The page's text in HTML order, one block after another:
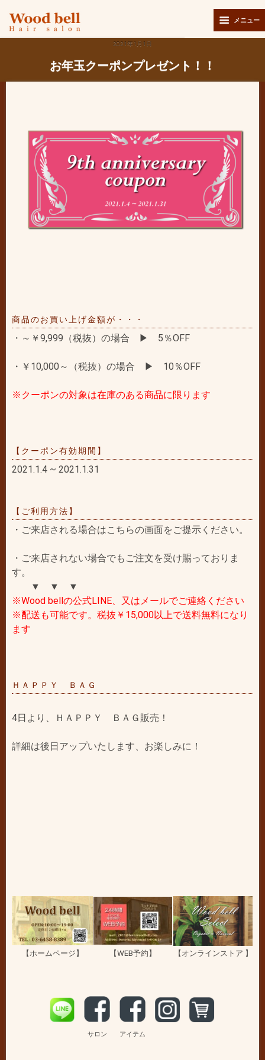
メニュー
2021年1月1日
お年玉クーポンプレゼント！！
商品のお買い上げ金額が・・・
・～￥9,999（税抜）の場合 ▶ 5％OFF
・￥10,000～（税抜）の場合 ▶ 10％OFF
※クーポンの対象は在庫のある商品に限ります
【クーポン有効期間】
2021.1.4 ~ 2021.1.31
【ご利用方法】
・ご来店される場合はこちらの画面をご提示ください。
・ご来店されない場合でもご注文を受け賜っておりま
す。
▼ ▼ ▼
※Wood bellの公式LINE、又はメールでご連絡ください
※配送も可能です。税抜￥15,000以上で送料無料になり
ます
ＨＡＰＰＹ ＢＡＧ
4日より、ＨＡＰＰＹ ＢＡＧ販売！
詳細は後日アップいたします、お楽しみに！
【ホームページ】 【WEB予約】 【オンラインストア 】
サロン アイテム